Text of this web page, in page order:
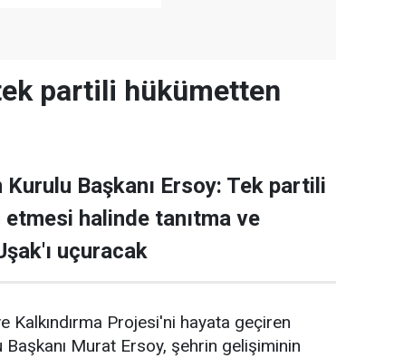
partili hükümetten
Başkanı Ersoy: Tek partili
halinde tanıtma ve
uçuracak
Kalkındırma Projesi'ni hayata geçiren
Murat Ersoy, şehrin gelişiminin